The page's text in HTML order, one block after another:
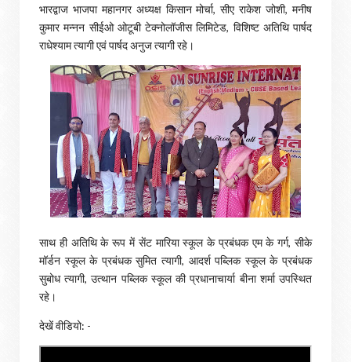
भारद्वाज भाजपा महानगर अध्यक्ष किसान मोर्चा, सीए राकेश जोशी, मनीष
कुमार मन्नन सीईओ ओटूबी टेक्नोलॉजीस लिमिटेड, विशिष्ट अतिथि पार्षद
राधेश्याम त्यागी एवं पार्षद अनुज त्यागी रहे।
साथ ही अतिथि के रूप में सेंट मारिया स्कूल के प्रबंधक एम के गर्ग, सीके
मॉर्डन स्कूल के प्रबंधक सुमित त्यागी, आदर्श पब्लिक स्कूल के प्रबंधक
सुबोध त्यागी, उत्थान पब्लिक स्कूल की प्रधानाचार्या बीना शर्मा उपस्थित
रहे।
देखें वीडियो: -